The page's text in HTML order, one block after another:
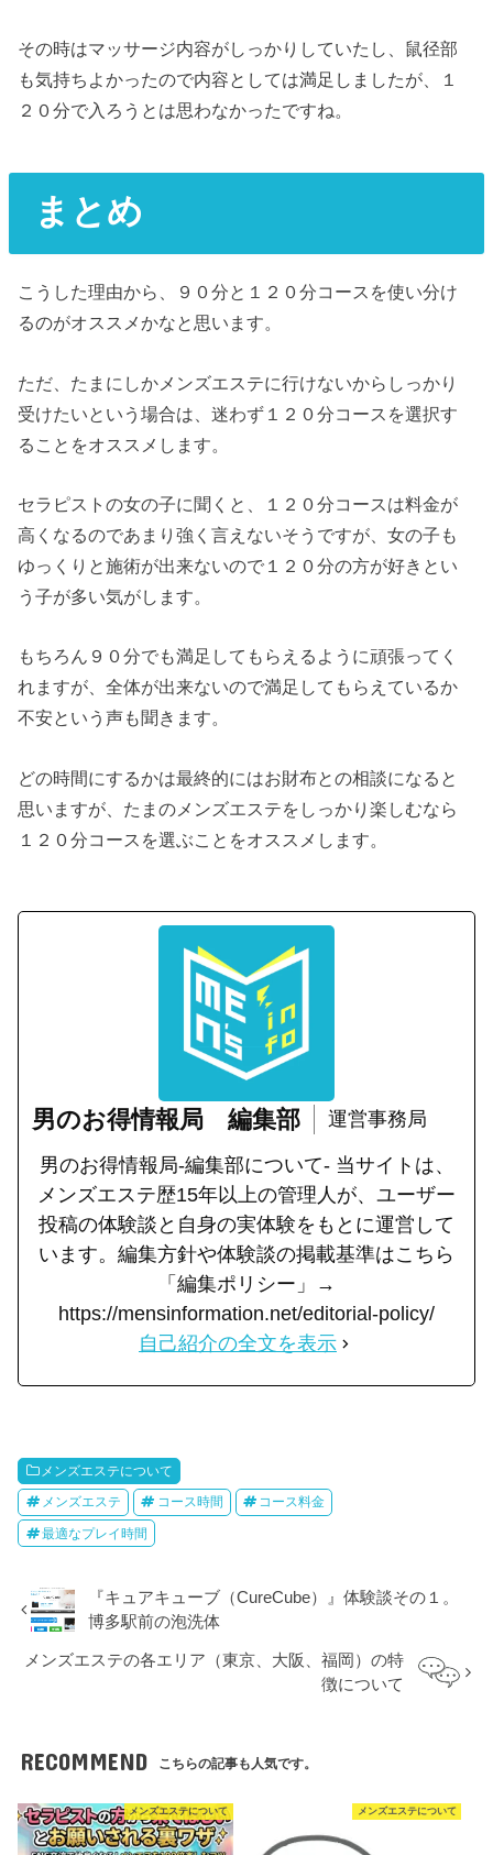
その時はマッサージ内容がしっかりしていたし、鼠径部
も気持ちよかったので内容としては満足しましたが、１
２０分で入ろうとは思わなかったですね。
まとめ
こうした理由から、９０分と１２０分コースを使い分け
るのがオススメかなと思います。
ただ、たまにしかメンズエステに行けないからしっかり
受けたいという場合は、迷わず１２０分コースを選択す
ることをオススメします。
セラピストの女の子に聞くと、１２０分コースは料金が
高くなるのであまり強く言えないそうですが、女の子も
ゆっくりと施術が出来ないので１２０分の方が好きとい
う子が多い気がします。
もちろん９０分でも満足してもらえるように頑張ってく
れますが、全体が出来ないので満足してもらえているか
不安という声も聞きます。
どの時間にするかは最終的にはお財布との相談になると
思いますが、たまのメンズエステをしっかり楽しむなら
１２０分コースを選ぶことをオススメします。
男のお得情報局 編集部 運営事務局
男のお得情報局-編集部について- 当サイトは、
メンズエステ歴15年以上の管理人が、ユーザー
投稿の体験談と自身の実体験をもとに運営して
います。編集方針や体験談の掲載基準はこちら
「編集ポリシー」→
https://mensinformation.net/editorial-policy/
自己紹介の全文を表示
メンズエステについて
メンズエステ コース時間 コース料金
最適なプレイ時間
『キュアキューブ（CureCube）』体験談その１。
博多駅前の泡洗体
メンズエステの各エリア（東京、大阪、福岡）の特
徴について
RECOMMEND こちらの記事も人気です。
メンズエステについて メンズエステについて